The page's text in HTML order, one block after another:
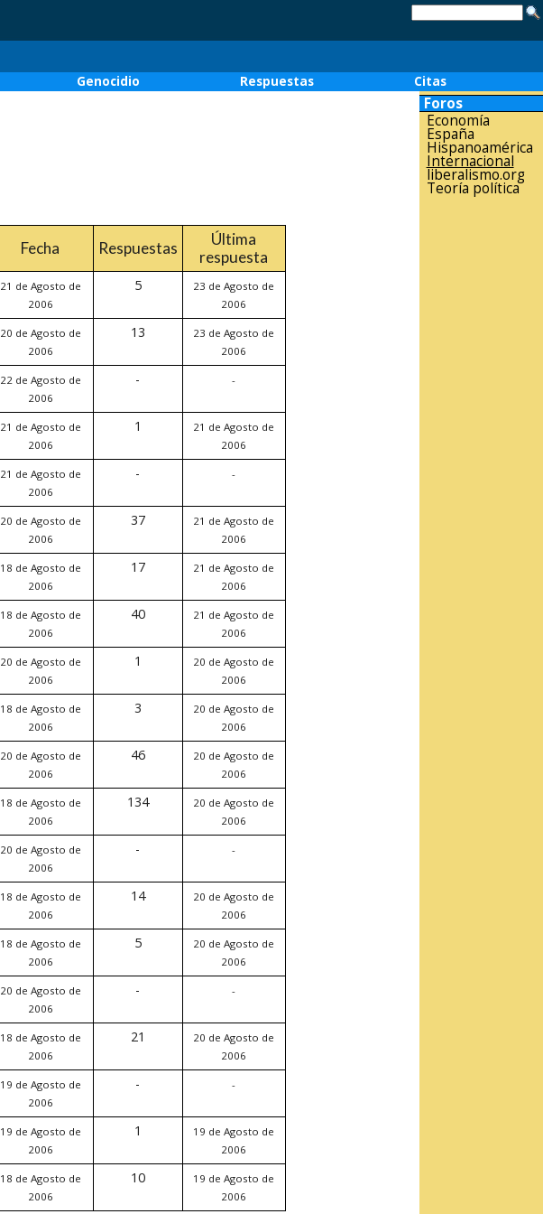
Genocidio Respuestas
Citas
Fecha Respuestas
Última
respuesta
21 de Agosto de
2006
5
23 de Agosto de
2006
20 de Agosto de
2006
13
23 de Agosto de
2006
22 de Agosto de
2006
- -
21 de Agosto de
2006
1
21 de Agosto de
2006
21 de Agosto de
2006
- -
20 de Agosto de
2006
37
21 de Agosto de
2006
18 de Agosto de
2006
17
21 de Agosto de
2006
18 de Agosto de
2006
40
21 de Agosto de
2006
20 de Agosto de
2006
1
20 de Agosto de
2006
18 de Agosto de
2006
3
20 de Agosto de
2006
20 de Agosto de
2006
46
20 de Agosto de
2006
18 de Agosto de
2006
134
20 de Agosto de
2006
20 de Agosto de
2006
- -
18 de Agosto de
2006
14
20 de Agosto de
2006
18 de Agosto de
2006
5
20 de Agosto de
2006
20 de Agosto de
2006
- -
18 de Agosto de
2006
21
20 de Agosto de
2006
19 de Agosto de
2006
- -
19 de Agosto de
2006
1
19 de Agosto de
2006
18 de Agosto de
2006
10
19 de Agosto de
2006
Foros
Economía
España
Hispanoamérica
Internacional
liberalismo.org
Teoría política